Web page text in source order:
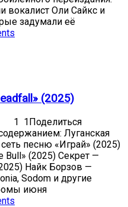
вокалист Оли Сайкс и
задумали её
(2025)
1 1Поделиться
Луганская
песню «Играй» (2025)
Bull» (2025) Секрет —
Найк Борзов —
Sodom и другие
июня